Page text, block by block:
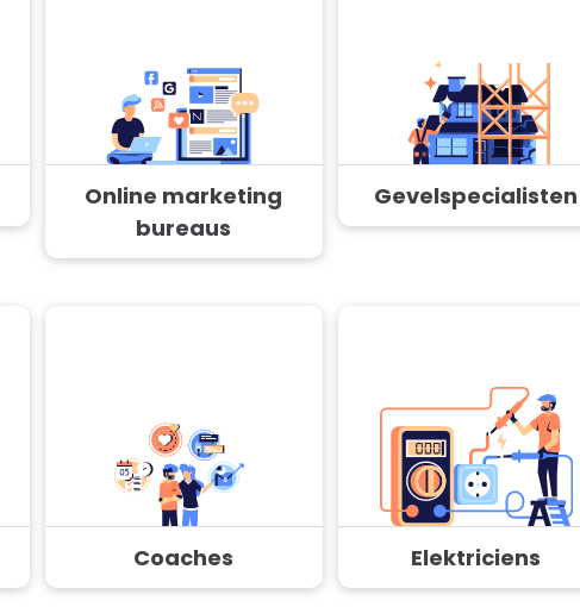
Online marketing
bureaus
Gevelspecialisten
Coaches Elektriciens